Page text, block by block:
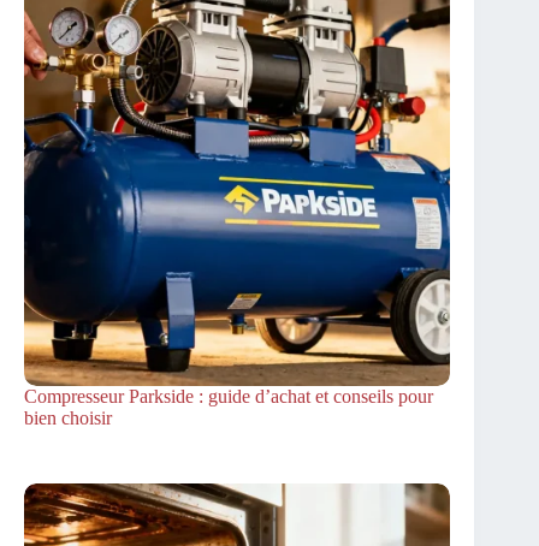
Compresseur Parkside : guide d’achat et conseils pour
bien choisir